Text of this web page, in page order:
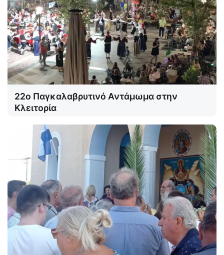
22ο Παγκαλαβρυτινό Αντάμωμα στην
Κλειτορία